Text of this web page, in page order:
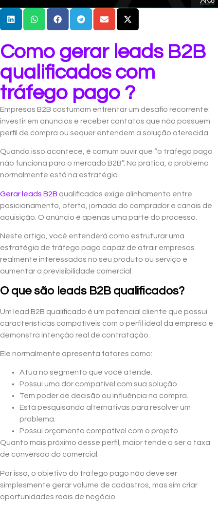
Como gerar leads B2B
qualificados com
tráfego pago ?
Empresas B2B costumam enfrentar um desafio recorrente:
investir em anúncios e receber contatos que não possuem
perfil de compra ou sequer entendem a solução oferecida.
Quando isso acontece, é comum ouvir que “o tráfego pago
não funciona para o mercado B2B”. Na prática, o problema
normalmente está na estratégia.
Gerar leads B2B qualificados exige alinhamento entre
posicionamento, oferta, jornada do comprador e canais de
aquisição. O anúncio é apenas uma parte do processo.
Neste artigo, você entenderá como estruturar uma
estratégia de tráfego pago capaz de atrair empresas
realmente interessadas no seu produto ou serviço e
aumentar a previsibilidade comercial.
O que são leads B2B qualificados?
Um lead B2B qualificado é um potencial cliente que possui
características compatíveis com o perfil ideal da empresa e
demonstra intenção real de contratação.
Ele normalmente apresenta fatores como:
Atua no segmento que você atende.
Possui uma dor compatível com sua solução.
Tem poder de decisão ou influência na compra.
Está pesquisando alternativas para resolver um
problema.
Possui orçamento compatível com o projeto.
Quanto mais próximo desse perfil, maior tende a ser a taxa
de conversão do comercial.
Por isso, o objetivo do tráfego pago não deve ser
simplesmente gerar volume de cadastros, mas sim criar
oportunidades reais de negócio.